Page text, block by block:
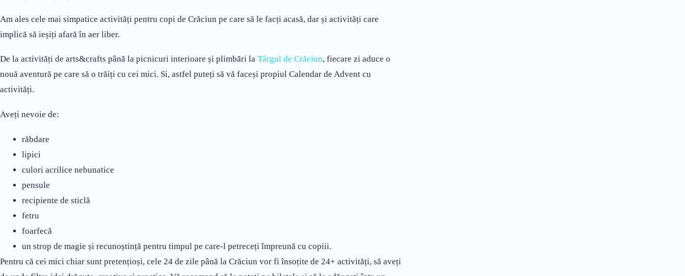
Am ales cele mai simpatice activități pentru copi de Crăciun pe care să le facți acasă, dar și activități care
implică să ieșiți afară în aer liber.
De la activități de arts&crafts până la picnicuri interioare și plimbări la Târgul de Crăciun, fiecare zi aduce o
nouă aventură pe care să o trăiți cu cei mici. Si, astfel puteți să vă faceși propiul Calendar de Advent cu
activități.
Aveți nevoie de:
răbdare
lipici
culori acrilice nebunatice
pensule
recipiente de sticlă
fetru
foarfecă
un strop de magie și recunoștință pentru timpul pe care-l petreceți împreună cu copiii.
Pentru că cei mici chiar sunt pretențioși, cele 24 de zile până la Crăciun vor fi însoțite de 24+ activități, să aveți